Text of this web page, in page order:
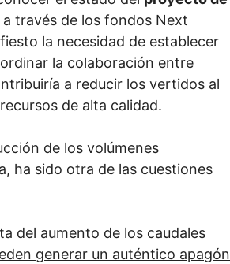
través de los fondos Next
la necesidad de establecer
la colaboración entre
a reducir los vertidos al
de alta calidad.
de los volúmenes
ha sido otra de las cuestiones
del aumento de los caudales
generar un auténtico apagón